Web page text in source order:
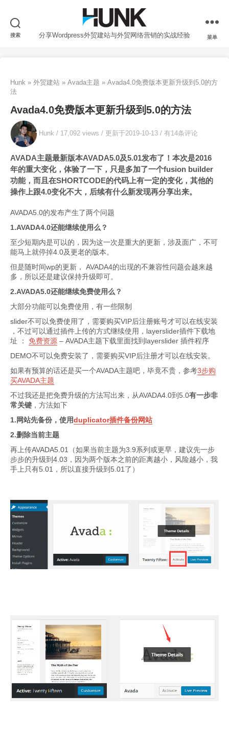
搜索 分享Wordpress外贸建站与外贸网络营销的实战经验 菜单
Hunk » 外贸建站 » Avada主题 » Avada4.0免费版本更新升级到5.0的方
法
Avada4.0免费版本更新升级到5.0的方法
Hunk / 17,092 views / 更新于2019-10-13 / 有14条评论
AVADA主题最新版本AVADA5.0及5.01发布了！本次是2016
年的重大变化，体验了一下，只是多加了一个fusion builder
功能，而且在SHORTCODE的代码上有一定的变化，其他的
操作上跟4.0变化不大，后续有什么新发现再分享出来。
AVADA5.0的发布产生了两个问题
1.AVADA4.0还能继续使用么？
至少短期内是可以的，因为这一次是重大的更新，涉及面广，不可
能马上就停掉4.0及更老的版本。
但是随时间wp的更新， AVADA4的出现的不兼容性问题会越来越
多，所以还是建议保持升级即可。
2.AVADA5.0还能继续免费使用么？
大部分功能可以免费使用，有一些限制
slider不可以免费使用了，需要购买VIP后注册账号才可以在线安装
，不过可以通过插件上传的方式继续使用，layerslider插件下载地
址 ： 免费资源 – AVADA主题下载里面找到layerslider 插件程序
DEMO不可以免费安装了，需要购买VIP后注册才可以在线安装。
如果有预算的话还是买一个AVADA主题吧，毕竟不贵，参考3步购
买AVADA主题
不过我还是把免费升级的方法写出来，从AVADA4.0到5.0有一步非
常关键 ，方法如下
1.网站先备份，使用duplicator插件备份网站
2.删除当前主题
再上传AVADA5.01（如果当前主题为3.9系列或更早，建议先一步
步步的升级到4.03，因为两个版本之前的距离越小，风险越小，我
手上只有5.01，所以直接升级到5.01了）